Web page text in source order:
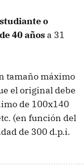
o
40 años a 31
tamaño máximo
el original debe
de 100x140
(en función del
de 300 d.p.i.